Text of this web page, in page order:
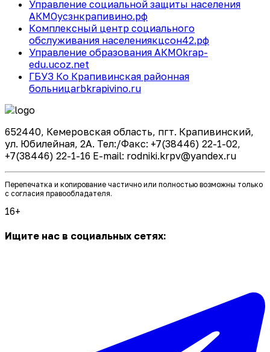
Управление социальной защиты населения
АКМОусзнкрапивино.рф
Комплексный центр социального
обслуживания населениякцсон42.рф
Управление образования АКМОkrap-
edu.ucoz.net
ГБУЗ Ко Крапивинская районная
больницаrbkrapivino.ru
652440, Кемеровская область, пгт. Крапивинский,
ул. Юбилейная, 2А. Тел:/Факс: +7(38446) 22-1-02,
+7(38446) 22-1-16 E-mail: rodniki.krpv@yandex.ru
Перепечатка и копирование частично или полностью возможны только
с согласия правообладателя.
16+
Ищите нас в социальных сетях: